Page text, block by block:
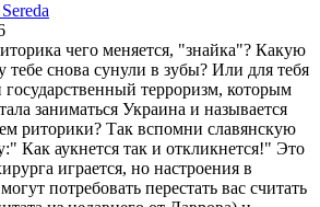
чего меняется, "знайка"? Какую
тебе снова сунули в зубы? Или для тебя
терроризм, которым
заниматься Украина и называется
риторики? Так вспомни славянскую
Как аукнется так и откликнется!" Это
играется, но настроения в
потребовать перестать вас считать